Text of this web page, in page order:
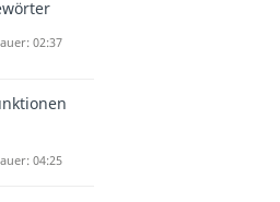
02:37
04:25